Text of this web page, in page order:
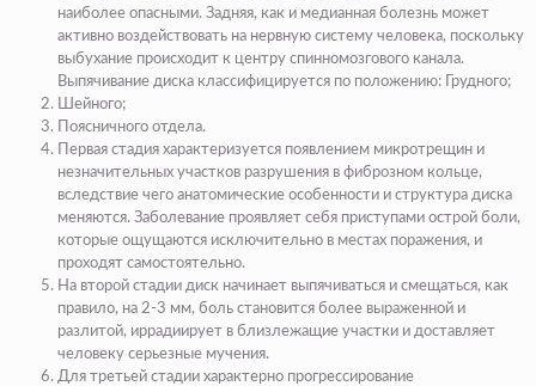
наиболее опасными. Задняя, как и медианная болезнь может
активно воздействовать на нервную систему человека, поскольку
выбухание происходит к центру спинномозгового канала.
Выпячивание диска классифицируется по положению: Грудного;
Шейного;
Поясничного отдела.
Первая стадия характеризуется появлением микротрещин и
незначительных участков разрушения в фиброзном кольце,
вследствие чего анатомические особенности и структура диска
меняются. Заболевание проявляет себя приступами острой боли,
которые ощущаются исключительно в местах поражения, и
проходят самостоятельно.
На второй стадии диск начинает выпячиваться и смещаться, как
правило, на 2-3 мм, боль становится более выраженной и
разлитой, иррадиирует в близлежащие участки и доставляет
человеку серьезные мучения.
Для третьей стадии характерно прогрессирование